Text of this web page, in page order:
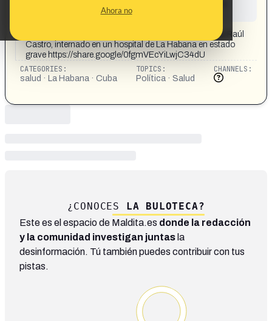
Ahora no
Ramiro Valdés, el hombre más poderoso de Cuba tras Raúl
Castro, internado en un hospital de La Habana en estado
grave https://share.google/0fgmVEcYiLwjC34dU
CATEGORIES:
salud · La Habana · Cuba
TOPICS:
Política · Salud
CHANNELS:
¿CONOCES LA BULOTECA?
Este es el espacio de Maldita.es donde la redacción
y la comunidad investigan juntas la
desinformación. Tú también puedes contribuir con tus
pistas.